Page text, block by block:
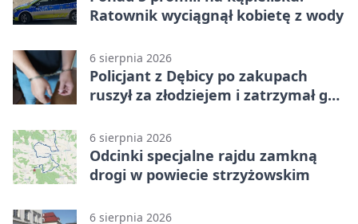
Ratownik wyciągnął kobietę z wody
6 sierpnia 2026
Policjant z Dębicy po zakupach
ruszył za złodziejem i zatrzymał go
6 sierpnia 2026
Odcinki specjalne rajdu zamkną
drogi w powiecie strzyżowskim
6 sierpnia 2026